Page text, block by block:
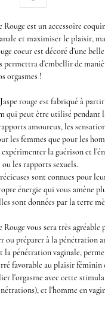
Rouge est un accessoire
et maximiser le plaisir,
coeurest décoré d’une belle
permettra d'embellir de
orgasmes !
rouge est fabriqué à
qui peut être utilisé pendant
amoureux, les
les femmes que pour les
la guérison et
les rapports sexuels.
sont connues pour
énergie qui vous amène
sont données par la terre
Rouge vous sera très agréable
ou préparer à lapénétration
lapénétration vaginale,
favorable au plaisir
l'orgasme avec cette
), et l'homme en